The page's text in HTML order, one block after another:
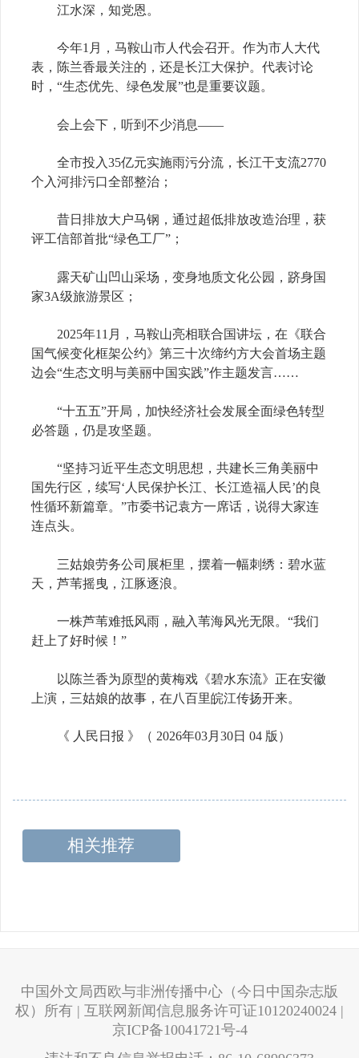
江水深，知党恩。
今年1月，马鞍山市人代会召开。作为市人大代
表，陈兰香最关注的，还是长江大保护。代表讨论
时，“生态优先、绿色发展”也是重要议题。
会上会下，听到不少消息——
全市投入35亿元实施雨污分流，长江干支流2770
个入河排污口全部整治；
昔日排放大户马钢，通过超低排放改造治理，获
评工信部首批“绿色工厂”；
露天矿山凹山采场，变身地质文化公园，跻身国
家3A级旅游景区；
2025年11月，马鞍山亮相联合国讲坛，在《联合
国气候变化框架公约》第三十次缔约方大会首场主题
边会“生态文明与美丽中国实践”作主题发言……
“十五五”开局，加快经济社会发展全面绿色转型
必答题，仍是攻坚题。
“坚持习近平生态文明思想，共建长三角美丽中
国先行区，续写‘人民保护长江、长江造福人民’的良
性循环新篇章。”市委书记袁方一席话，说得大家连
连点头。
三姑娘劳务公司展柜里，摆着一幅刺绣：碧水蓝
天，芦苇摇曳，江豚逐浪。
一株芦苇难抵风雨，融入苇海风光无限。“我们
赶上了好时候！”
以陈兰香为原型的黄梅戏《碧水东流》正在安徽
上演，三姑娘的故事，在八百里皖江传扬开来。
《 人民日报 》（ 2026年03月30日 04 版）
相关推荐
中国外文局西欧与非洲传播中心（今日中国杂志版
权）所有 | 互联网新闻信息服务许可证10120240024 |
京ICP备10041721号-4